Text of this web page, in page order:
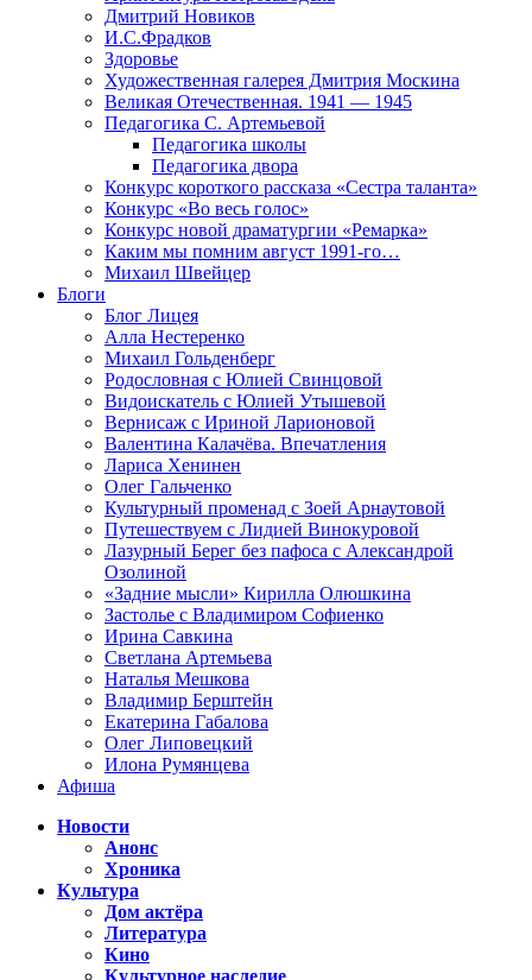
Дмитрий Новиков
И.С.Фрадков
Здоровье
Художественная галерея Дмитрия Москина
Великая Отечественная. 1941 — 1945
Педагогика С. Артемьевой
Педагогика школы
Педагогика двора
Конкурс короткого рассказа «Сестра таланта»
Конкурс «Во весь голос»
Конкурс новой драматургии «Ремарка»
Каким мы помним август 1991-го…
Михаил Швейцер
Блоги
Блог Лицея
Алла Нестеренко
Михаил Гольденберг
Родословная с Юлией Свинцовой
Видоискатель с Юлией Утышевой
Вернисаж с Ириной Ларионовой
Валентина Калачёва. Впечатления
Лариса Хенинен
Олег Гальченко
Культурный променад с Зоей Арнаутовой
Путешествуем с Лидией Винокуровой
Лазурный Берег без пафоса с Александрой
Озолиной
«Задние мысли» Кирилла Олюшкина
Застолье с Владимиром Софиенко
Ирина Савкина
Светлана Артемьева
Наталья Мешкова
Владимир Берштейн
Екатерина Габалова
Олег Липовецкий
Илона Румянцева
Афиша
Новости
Анонс
Хроника
Культура
Дом актёра
Литература
Кино